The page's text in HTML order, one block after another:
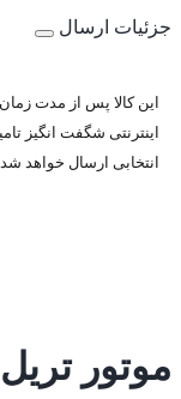
جزئیات ارسال
این کالا پس از مدت
اینترنتی شگفت انگیز
انتخابی ارسال خواهد
موتور